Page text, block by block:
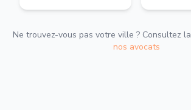
Ne trouvez-vous pas votre ville ? Consultez la
nos avocats